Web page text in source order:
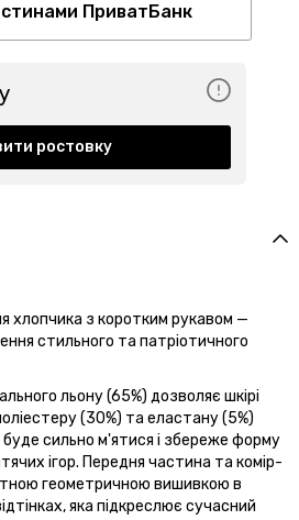
ПриватБанк
ростовку
хлопчика з коротким рукавом —
стильного та патріотичного
льону (65%) дозволяє шкірі
(30%) та еластану (5%)
сильно м'ятися і збереже форму
ігор. Передня частина та комір-
геометричною вишивкою в
яка підкреслює сучасний